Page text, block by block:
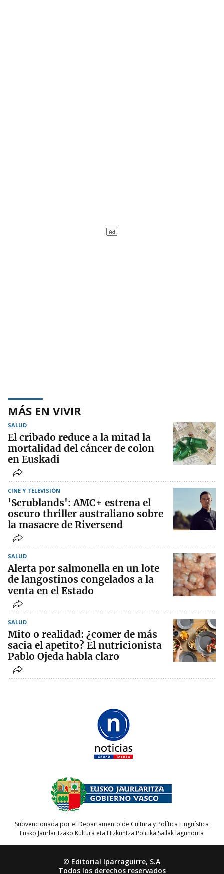
MÁS EN VIVIR
SALUD
El cribado reduce a la mitad la
mortalidad del cáncer de colon
en Euskadi
CINE Y TELEVISIÓN
'Scrublands': AMC+ estrena el
oscuro thriller australiano sobre
la masacre de Riversend
SALUD
Alerta por salmonella en un lote
de langostinos congelados a la
venta en el Estado
SALUD
Mito o realidad: ¿comer de más
sacia el apetito? El nutricionista
Pablo Ojeda habla claro
Subvencionada por el Departamento de Cultura y Política Lingüística
Eusko Jaurlaritzako Kultura eta Hizkuntza Politika Sailak lagunduta
© Editorial Iparraguirre, S.A
Todos los derechos reservados